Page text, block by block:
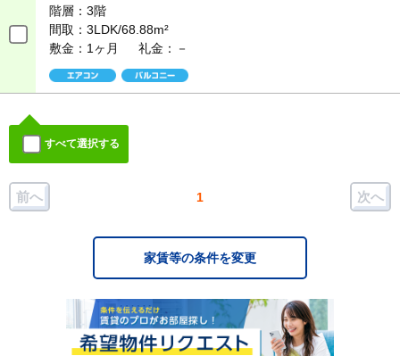
階層： 3階
間取： 3LDK/68.88m²
敷金：1ヶ月
礼金：－
すべて選択する
前へ 1 次へ
家賃等の条件を変更